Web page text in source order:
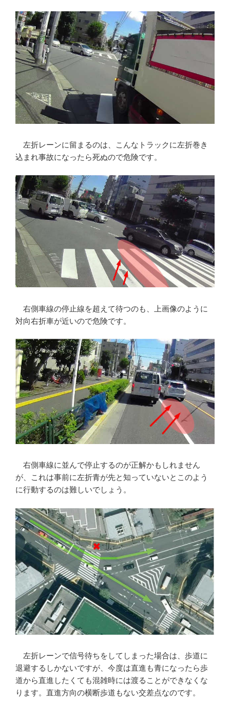
左折レーンに留まるのは、こんなトラックに左折巻き
込まれ事故になったら死ぬので危険です。
右側車線の停止線を超えて待つのも、上画像のように
対向右折車が近いので危険です。
右側車線に並んで停止するのが正解かもしれません
が、これは事前に左折青が先と知っていないとこのよう
に行動するのは難しいでしょう。
左折レーンで信号待ちをしてしまった場合は、歩道に
退避するしかないですが、今度は直進も青になったら歩
道から直進したくても混雑時には渡ることができなくな
ります。直進方向の横断歩道もない交差点なのです。